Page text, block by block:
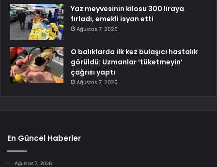
Yaz meyvesinin kilosu 300 liraya
fırladı, emekli isyan etti
Ağustos 7, 2026
O balıklarda ilk kez bulaşıcı hastalık
görüldü: Uzmanlar ‘tüketmeyin’
çağrısı yaptı
Ağustos 7, 2026
En Güncel Haberler
Ağustos 7, 2026